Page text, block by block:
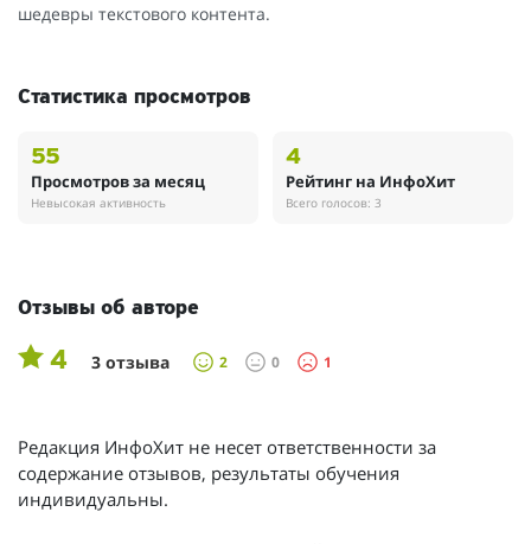
шедевры текстового контента.
Статистика просмотров
55
Просмотров за месяц
Невысокая активность
4
Рейтинг на ИнфоХит
Всего голосов: 3
Отзывы об авторе
4 3 отзыва 2 0 1
Редакция ИнфоХит не несет ответственности за
содержание отзывов, результаты обучения
индивидуальны.